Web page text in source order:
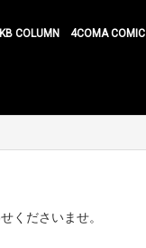
KB COLUMN 4COMA COMIC
くださいませ。